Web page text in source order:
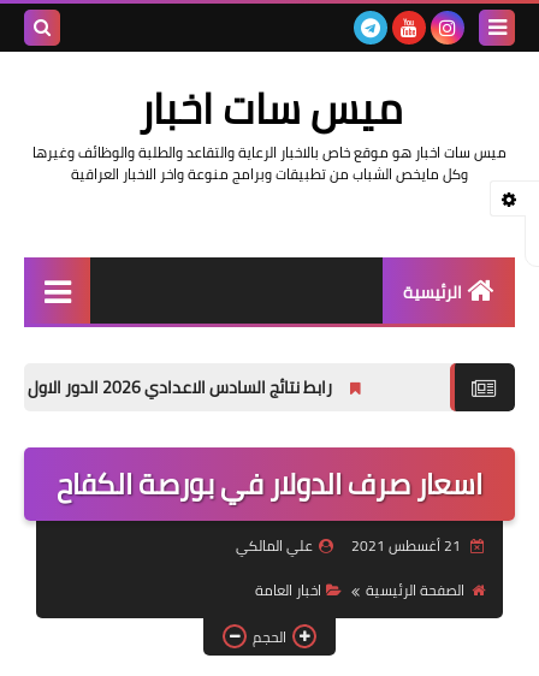
ميس سات اخبار
ميس سات اخبار هو موقع خاص بالاخبار الرعاية والتقاعد والطلبة والوظائف وغيرها
وكل مايخص الشباب من تطبيقات وبرامج منوعة واخر الاخبار العراقية
الرئيسية
اخبار وزارة التربية والتعليم
اخبار وزارة العمل وهيئة
التقاعد
قسم التطبيقات
قطع الاراضي
رابط نتائج السادس الاعدادي 2026 الدور الاول في العراق | موقع نتائجنا
اسعار صرف الدولار في بورصة الكفاح
علي المالكي
الصفحة الرئيسية
اخبار العامة
الحجم